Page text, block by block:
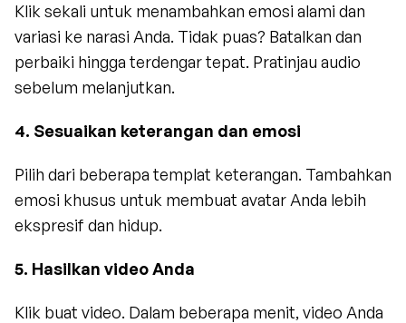
Klik sekali untuk menambahkan emosi alami dan
variasi ke narasi Anda. Tidak puas? Batalkan dan
perbaiki hingga terdengar tepat. Pratinjau audio
sebelum melanjutkan.
4. Sesuaikan keterangan dan emosi
Pilih dari beberapa templat keterangan. Tambahkan
emosi khusus untuk membuat avatar Anda lebih
ekspresif dan hidup.
5. Hasilkan video Anda
Klik buat video. Dalam beberapa menit, video Anda